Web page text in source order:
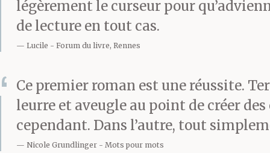
légèrement le curseur pour
de lecture en tout cas.
Lucile Forum du livre, Rennes
Ce premier roman est une réussite.
leurre et aveugle au point de créer
cependant. Dans l’autre, tout
Nicole Grundlinger Mots pour mots